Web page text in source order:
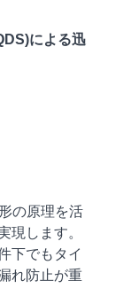
による迅
の原理を活
現します。
下でもタイ
れ防止が重